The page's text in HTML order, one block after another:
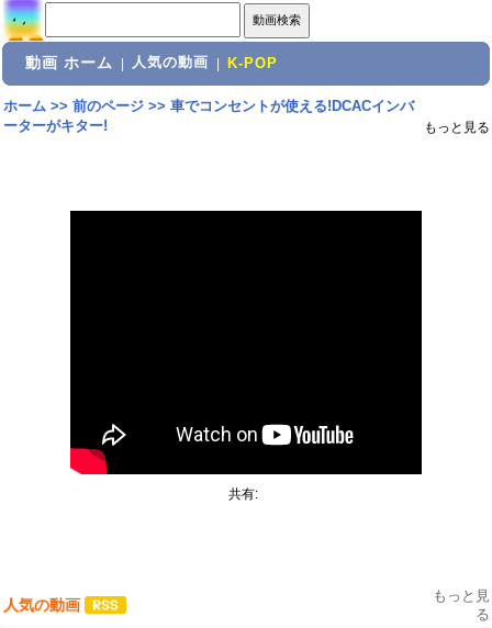
動画 ホーム 人気の動画 K-POP
ホーム>> 前のページ>> 車でコンセントが使える!DCACインバ
ーターがキター!
もっと見る
共有:
人気の動画
もっと見
る